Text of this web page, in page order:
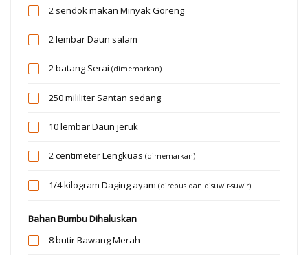
2 sendok makan Minyak Goreng
2 lembarDaun salam
2 batang Serai (dimemarkan)
250 mililiter Santan sedang
10 lembarDaun jeruk
2 centimeterLengkuas (dimemarkan)
1/4 kilogram Daging ayam (direbus dan disuwir-suwir)
Bahan Bumbu Dihaluskan
8 butirBawang Merah